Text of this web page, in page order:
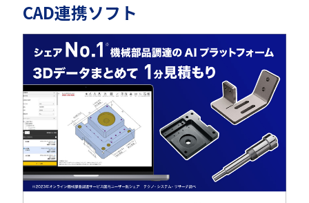
CAD連携ソフト